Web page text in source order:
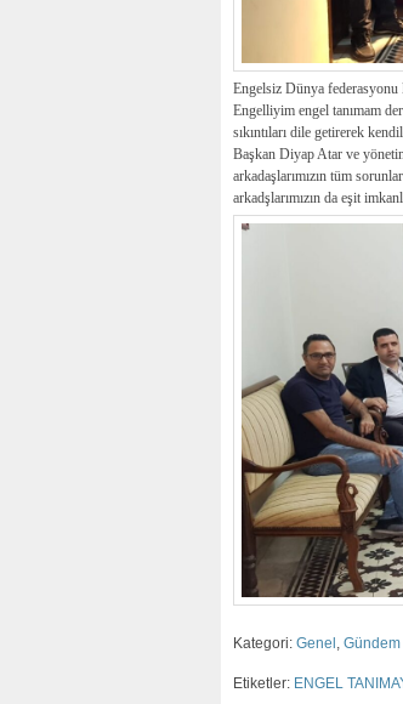
Engelsiz Dünya federasyonu
Engelliyim engel tanımam
sıkıntıları dile getirerek
Başkan Diyap Atar ve
arkadaşlarımızın tüm
arkadşlarımızın da eşit
Kategori: Genel Gündem
Etiketler: ENGEL